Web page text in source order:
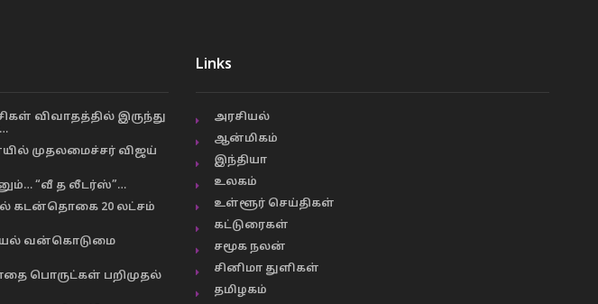
விவாதத்தில் இருந்து
முதலமைச்சர் விஜய்
“வீ த லீடர்ஸ்”…
கடன்தொகை 20 லட்சம்
வன்கொடுமை
பொருட்கள் பறிமுதல்
Links
அரசியல்
ஆன்மிகம்
இந்தியா
உலகம்
உள்ளூர் செய்திகள்
கட்டுரைகள்
சமூக நலன்
சினிமா துளிகள்
தமிழகம்